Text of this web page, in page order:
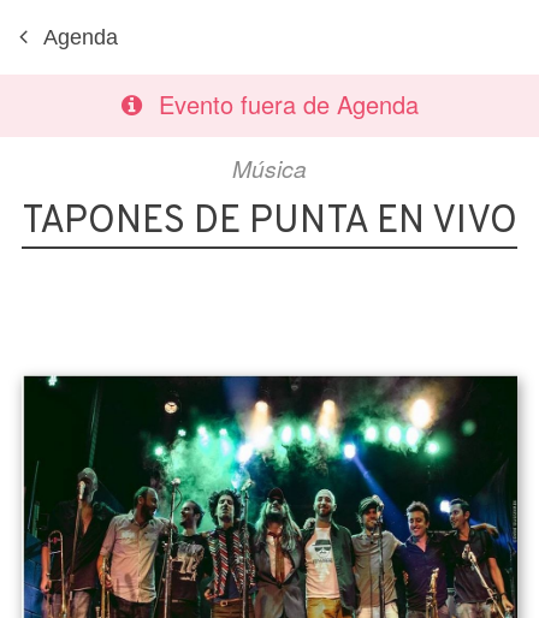
Agenda
Evento fuera de Agenda
Música
TAPONES DE PUNTA EN VIVO